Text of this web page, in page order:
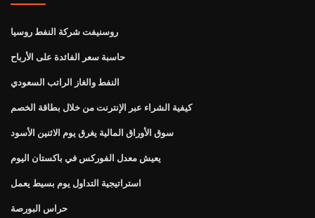
روسنيفت شركة النفط روسيا
حاسبة سعر الفائدة على الأرباح
النفط والغاز الراتب السعودي
كيفية الشراء عبر الإنترنت من خلال بطاقة الخصم
سوق الأوراق المالية يغرق يوم الاثنين الأسود
يعيش معدل الفوركس في باكستان اليوم
استراتيجية التداول يوم بسيط يعمل
حراس البورصة